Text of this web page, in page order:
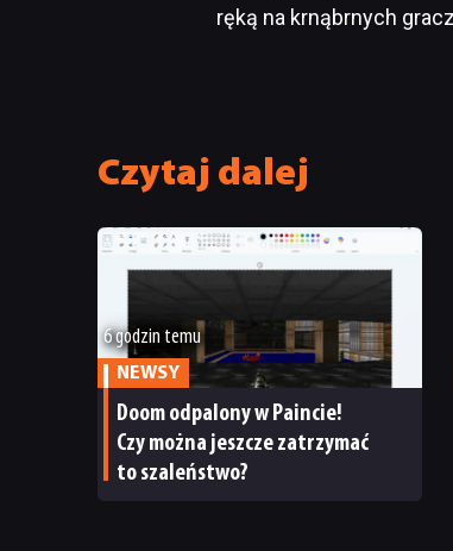
ręką na krnąbrnych
Czytaj dalej
6 godzin temu
NEWSY
Doom odpalony w Paincie!
Czy można jeszcze zatrzymać
to szaleństwo?